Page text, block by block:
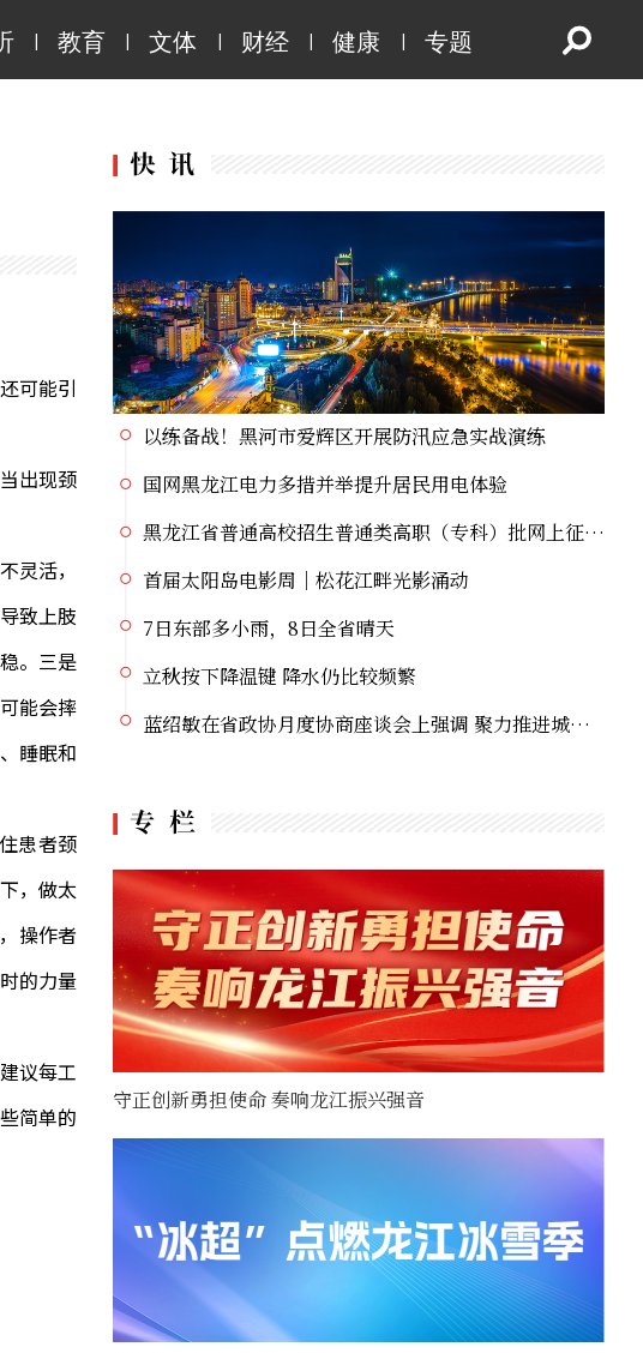
| 教育 | 文体 | 财经 | 健康 | 专题
可能引
出现颈
活，
致上肢
。三是
能会摔
睡眠和
患者颈
，做太
操作者
的力量
议每工
简单的
黑龙江省普通高校招生普通类高职（专科）批网上征集志愿
7日东部多小雨，8日全省晴天
蓝绍敏在省政协月度协商座谈会上强调 聚力推进城市更新 打造现代化人民城市
党史主题系列直播宣讲丨挺起大国油脉脊梁的精神航标
绥芬河上半年出口汽车增势强劲
上半年哈尔滨改善生态环境质量成效显著
以练备战！黑河市爱辉区开展防汛应急实战演练
国网黑龙江电力多措并举提升居民用电体验
黑龙江省普通高校招生普通类高职（专科）批网上征集志愿
首届太阳岛电影周｜松花江畔光影涌动
7日东部多小雨，8日全省晴天
立秋按下降温键 降水仍比较频繁
蓝绍敏在省政协月度协商座谈会上强调 聚力推进城市更新 打造现代化人民城市
绥芬河上半年出口汽车增势强劲
上半年哈尔滨改善生态环境质量成效显著
以练备战！黑河市爱辉区开展防汛应急实战演练
国网黑龙江电力多措并举提升居民用电体验
首届太阳岛电影周｜松花江畔光影涌动
守正创新勇担使命 奏响龙江振兴强音